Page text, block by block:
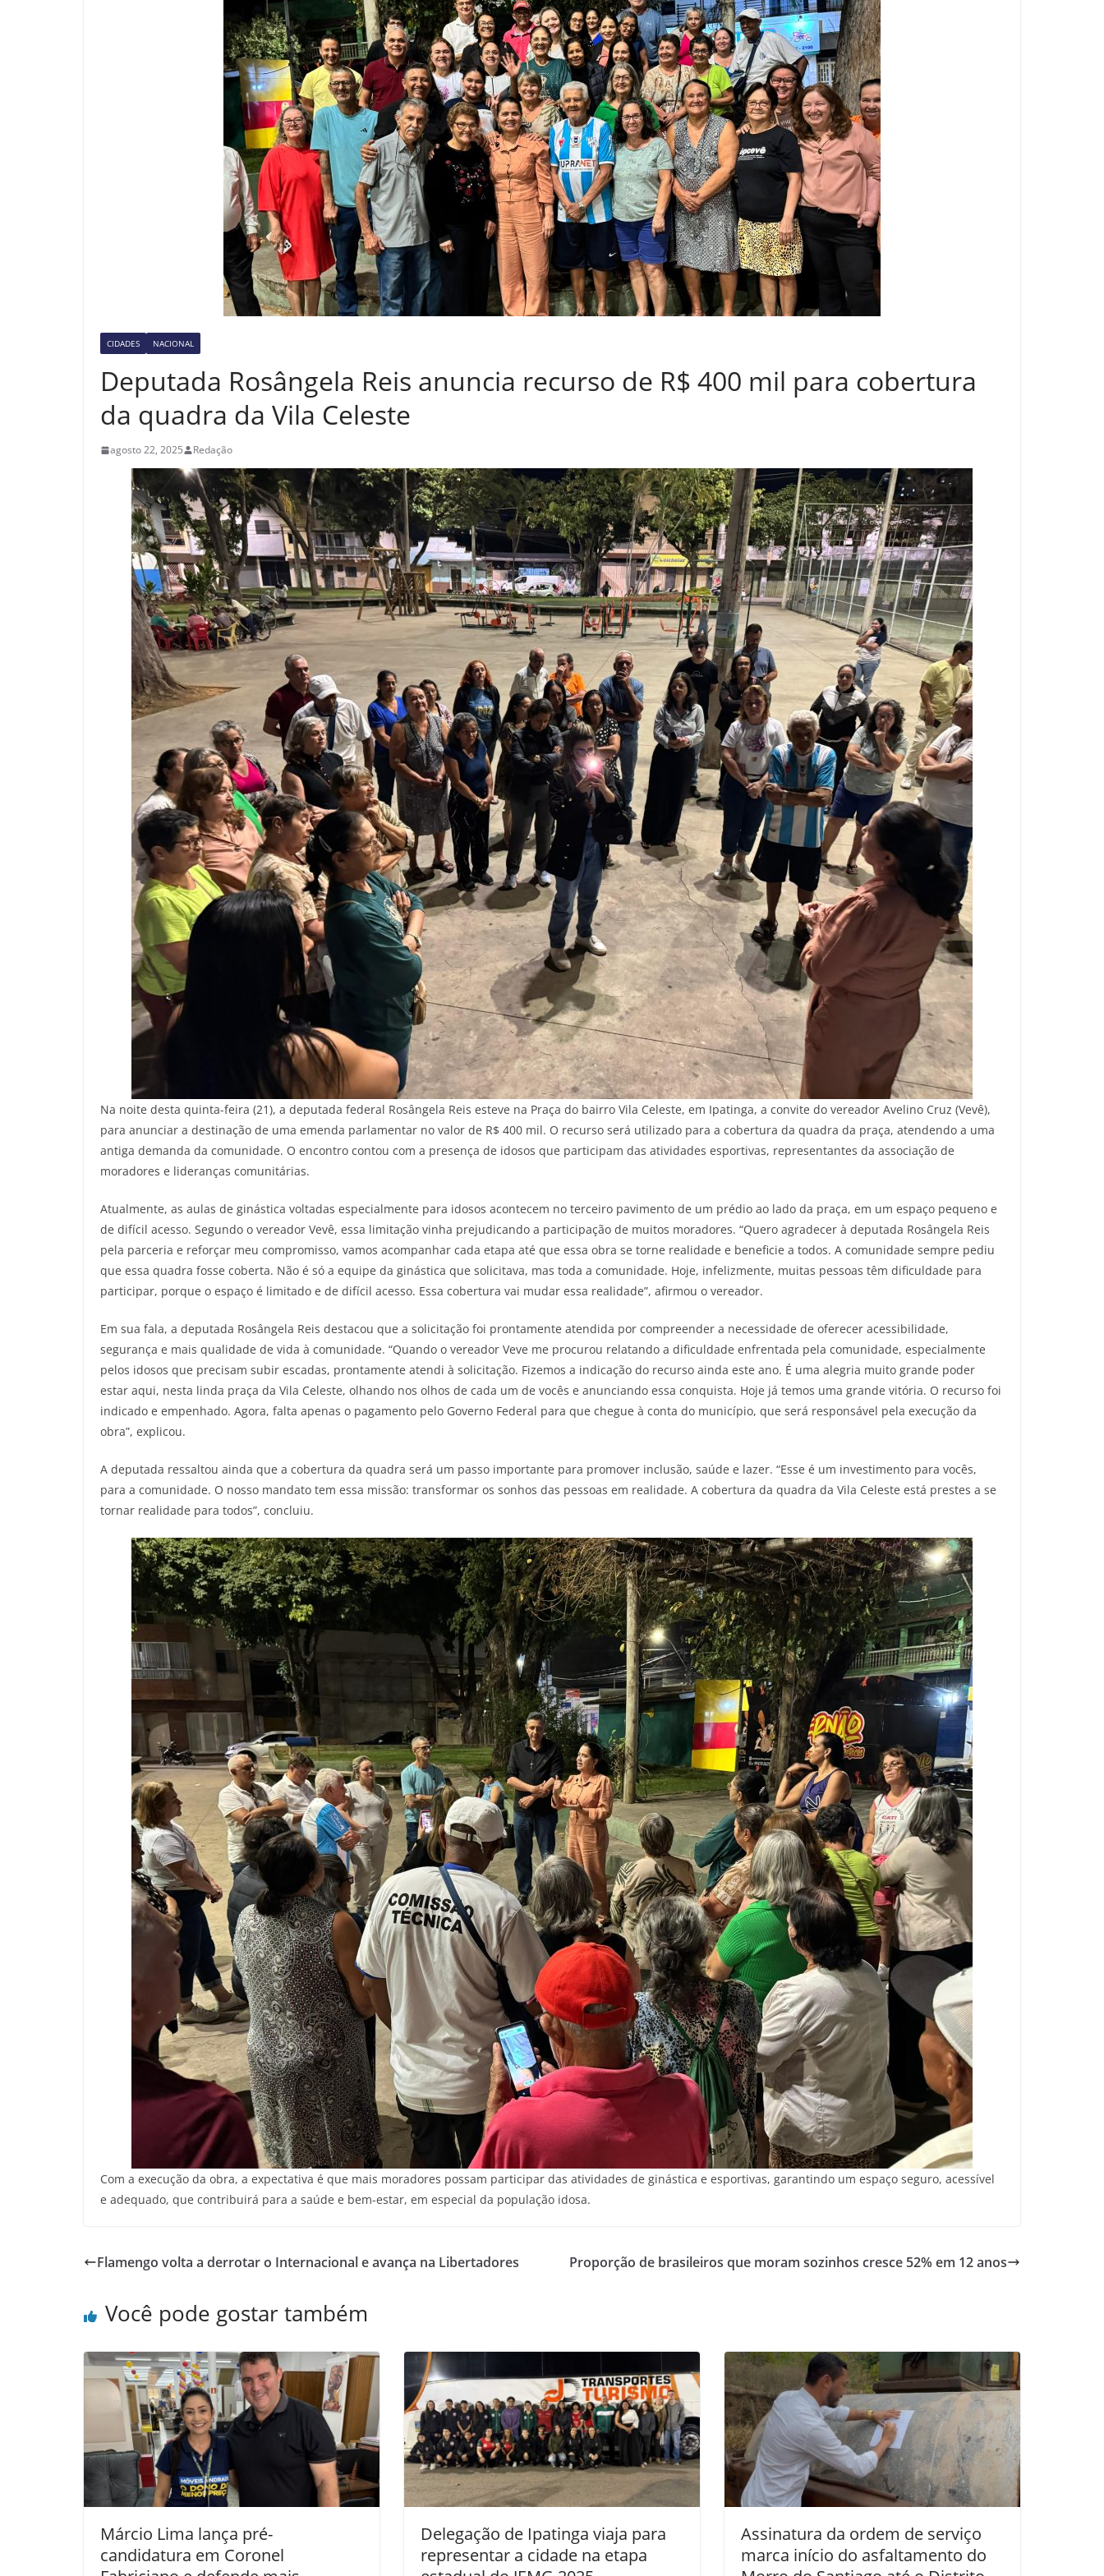
CIDADES NACIONAL
Deputada Rosângela Reis anuncia recurso de R$ 400 mil para cobertura
da quadra da Vila Celeste
agosto 22, 2025 Redação
Na noite desta quinta-feira (21), a deputada federal Rosângela Reis esteve na Praça do bairro Vila Celeste, em Ipatinga, a convite do vereador Avelino Cruz (Vevê),
para anunciar a destinação de uma emenda parlamentar no valor de R$ 400 mil. O recurso será utilizado para a cobertura da quadra da praça, atendendo a uma
antiga demanda da comunidade. O encontro contou com a presença de idosos que participam das atividades esportivas, representantes da associação de
moradores e lideranças comunitárias.
Atualmente, as aulas de ginástica voltadas especialmente para idosos acontecem no terceiro pavimento de um prédio ao lado da praça, em um espaço pequeno e
de difícil acesso. Segundo o vereador Vevê, essa limitação vinha prejudicando a participação de muitos moradores. “Quero agradecer à deputada Rosângela Reis
pela parceria e reforçar meu compromisso, vamos acompanhar cada etapa até que essa obra se torne realidade e beneficie a todos. A comunidade sempre pediu
que essa quadra fosse coberta. Não é só a equipe da ginástica que solicitava, mas toda a comunidade. Hoje, infelizmente, muitas pessoas têm dificuldade para
participar, porque o espaço é limitado e de difícil acesso. Essa cobertura vai mudar essa realidade”, afirmou o vereador.
Em sua fala, a deputada Rosângela Reis destacou que a solicitação foi prontamente atendida por compreender a necessidade de oferecer acessibilidade,
segurança e mais qualidade de vida à comunidade. “Quando o vereador Veve me procurou relatando a dificuldade enfrentada pela comunidade, especialmente
pelos idosos que precisam subir escadas, prontamente atendi à solicitação. Fizemos a indicação do recurso ainda este ano. É uma alegria muito grande poder
estar aqui, nesta linda praça da Vila Celeste, olhando nos olhos de cada um de vocês e anunciando essa conquista. Hoje já temos uma grande vitória. O recurso foi
indicado e empenhado. Agora, falta apenas o pagamento pelo Governo Federal para que chegue à conta do município, que será responsável pela execução da
obra”, explicou.
A deputada ressaltou ainda que a cobertura da quadra será um passo importante para promover inclusão, saúde e lazer. “Esse é um investimento para vocês,
para a comunidade. O nosso mandato tem essa missão: transformar os sonhos das pessoas em realidade. A cobertura da quadra da Vila Celeste está prestes a se
tornar realidade para todos”, concluiu.
Com a execução da obra, a expectativa é que mais moradores possam participar das atividades de ginástica e esportivas, garantindo um espaço seguro, acessível
e adequado, que contribuirá para a saúde e bem-estar, em especial da população idosa.
Flamengo volta a derrotar o Internacional e avança na Libertadores Proporção de brasileiros que moram sozinhos cresce 52% em 12 anos
Você pode gostar também
Márcio Lima lança pré-
candidatura em Coronel
Delegação de Ipatinga viaja para
representar a cidade na etapa
Assinatura da ordem de serviço
marca início do asfaltamento do